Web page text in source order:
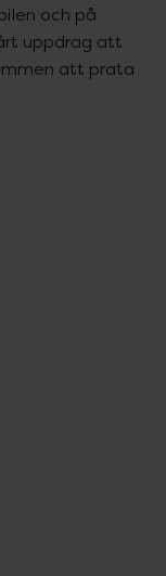
och på
uppdrag att
att prata